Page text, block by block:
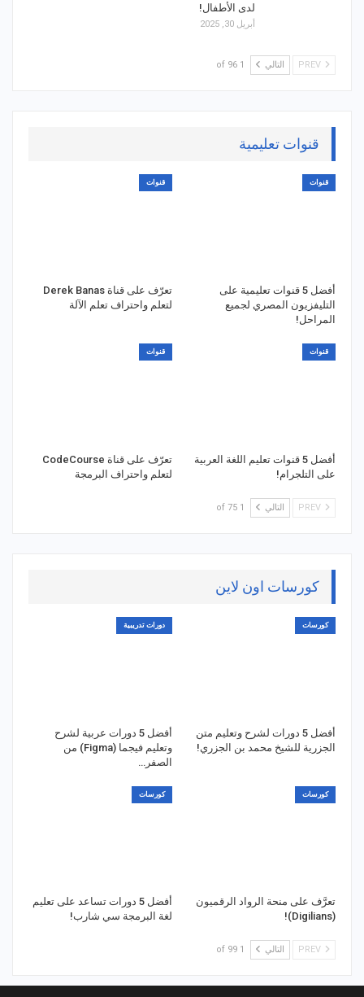
لدى الأطفال!
أبريل 30, 2025
التالي 1 of 96
قنوات تعليمية
قنوات
أفضل 5 قنوات تعليمية على
التليفزيون المصري لجميع
المراحل!
قنوات
تعرّف على قناة Derek Banas
لتعلم واحتراف تعلم الآلة
قنوات
أفضل 5 قنوات تعليم اللغة العربية
على التلجرام!
قنوات
تعرّف على قناة CodeCourse
لتعلم واحتراف البرمجة
التالي 1 of 75
كورسات اون لاين
كورسات
أفضل 5 دورات لشرح وتعليم متن
الجزرية للشيخ محمد بن الجزري!
دورات تدريبية
أفضل 5 دورات عربية لشرح
وتعليم فيجما (Figma) من
الصفر…
كورسات
تعرَّف على منحة الرواد الرقميون
(Digilians)!
كورسات
أفضل 5 دورات تساعد على تعليم
لغة البرمجة سي شارب!
التالي 1 of 99